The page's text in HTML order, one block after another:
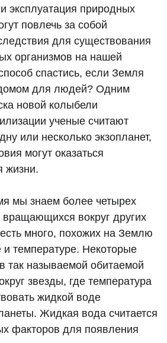
эксплуатация природных
повлечь за собой
для существования
организмов на нашей
спастись, если Земля
для людей? Одним
новой колыбели
ученые считают
или несколько экзопланет,
могут оказаться
жизни.
мы знаем более четырех
вращающихся вокруг других
много, похожих на Землю
и температуре. Некоторые
так называемой обитаемой
звезды, где температура
жидкой воде
Жидкая вода считается
факторов для появления